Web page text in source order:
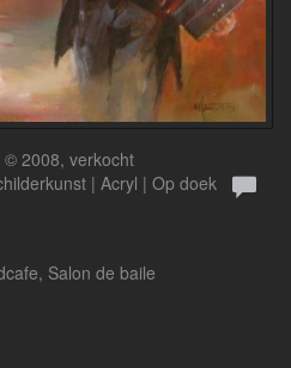
2008, verkocht
| Acryl | Op doek
Salon de baile